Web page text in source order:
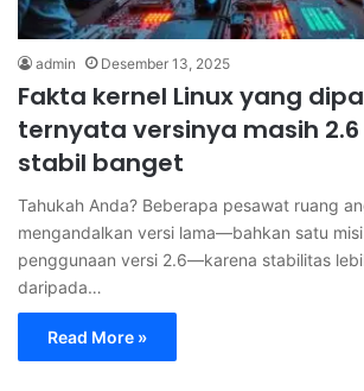
admin Desember 13, 2025
Fakta kernel Linux yang
ternyata versinya masih
stabil banget
Tahukah Anda? Beberapa pesawat ruang
mengandalkan versi lama—bahkan satu
penggunaan versi 2.6—karena stabilitas
daripada…
Read More »